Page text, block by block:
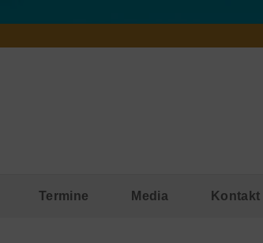
Termine Media Kontakt